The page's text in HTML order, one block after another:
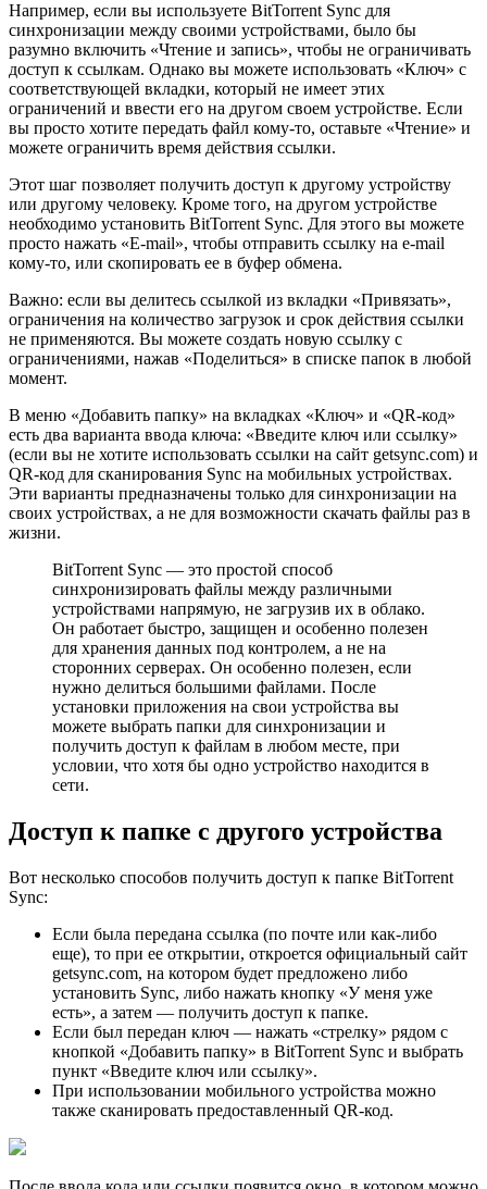
Например, если вы используете BitTorrent Sync для
синхронизации между своими устройствами, было бы
разумно включить «Чтение и запись», чтобы не ограничивать
доступ к ссылкам. Однако вы можете использовать «Ключ» с
соответствующей вкладки, который не имеет этих
ограничений и ввести его на другом своем устройстве. Если
вы просто хотите передать файл кому-то, оставьте «Чтение» и
можете ограничить время действия ссылки.
Этот шаг позволяет получить доступ к другому устройству
или другому человеку. Кроме того, на другом устройстве
необходимо установить BitTorrent Sync. Для этого вы можете
просто нажать «E-mail», чтобы отправить ссылку на e-mail
кому-то, или скопировать ее в буфер обмена.
Важно: если вы делитесь ссылкой из вкладки «Привязать»,
ограничения на количество загрузок и срок действия ссылки
не применяются. Вы можете создать новую ссылку с
ограничениями, нажав «Поделиться» в списке папок в любой
момент.
В меню «Добавить папку» на вкладках «Ключ» и «QR-код»
есть два варианта ввода ключа: «Введите ключ или ссылку»
(если вы не хотите использовать ссылки на сайт getsync.com) и
QR-код для сканирования Sync на мобильных устройствах.
Эти варианты предназначены только для синхронизации на
своих устройствах, а не для возможности скачать файлы раз в
жизни.
BitTorrent Sync — это простой способ
синхронизировать файлы между различными
устройствами напрямую, не загрузив их в облако.
Он работает быстро, защищен и особенно полезен
для хранения данных под контролем, а не на
сторонних серверах. Он особенно полезен, если
нужно делиться большими файлами. После
установки приложения на свои устройства вы
можете выбрать папки для синхронизации и
получить доступ к файлам в любом месте, при
условии, что хотя бы одно устройство находится в
сети.
Доступ к папке с другого устройства
Вот несколько способов получить доступ к папке BitTorrent
Sync:
Если была передана ссылка (по почте или как-либо
еще), то при ее открытии, откроется официальный сайт
getsync.com, на котором будет предложено либо
установить Sync, либо нажать кнопку «У меня уже
есть», а затем — получить доступ к папке.
Если был передан ключ — нажать «стрелку» рядом с
кнопкой «Добавить папку» в BitTorrent Sync и выбрать
пункт «Введите ключ или ссылку».
При использовании мобильного устройства можно
также сканировать предоставленный QR-код.